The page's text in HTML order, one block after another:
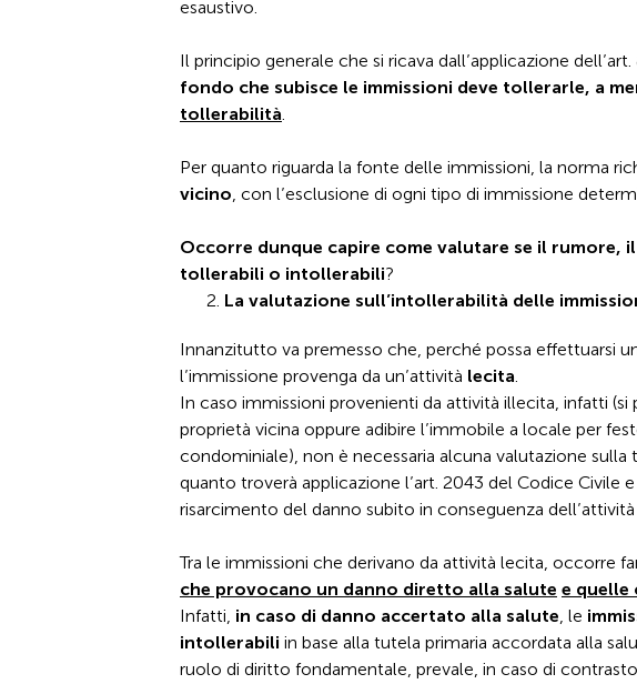
esaustivo.
Il principio generale che si ricava dall’applicazione
fondo che subisce le immissioni deve tollerarle, a
tollerabilità.
Per quanto riguarda la fonte delle immissioni, la norma
vicino, con l’esclusione di ogni tipo di immissione
Occorre dunque capire come valutare se il rumore,
tollerabili o intollerabili?
La valutazione sull’intollerabilità delle
Innanzitutto va premesso che, perché possa effettuarsi
l’immissione provenga da un’attività lecita.
In caso immissioni provenienti da attività illecita, infatti
proprietà vicina oppure adibire l’immobile a locale per
condominiale), non è necessaria alcuna valutazione
quanto troverà applicazione l’art. 2043 del Codice Civile
risarcimento del danno subito in conseguenza
Tra le immissioni che derivano da attività lecita, occorre
che provocano un danno diretto alla salute e quelle
Infatti, in caso di danno accertato alla salute, le
intollerabili in base alla tutela primaria accordata alla
ruolo di diritto fondamentale, prevale, in caso di